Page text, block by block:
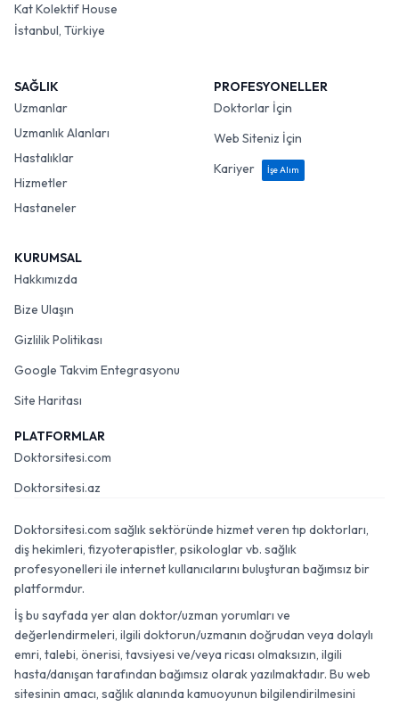
Kat Kolektif House
İstanbul, Türkiye
SAĞLIK
Uzmanlar
Uzmanlık Alanları
Hastalıklar
Hizmetler
Hastaneler
PROFESYONELLER
Doktorlar İçin
Web Siteniz İçin
Kariyer
İşe Alım
KURUMSAL
Hakkımızda
Bize Ulaşın
Gizlilik Politikası
Google Takvim Entegrasyonu
Site Haritası
PLATFORMLAR
Doktorsitesi.com
Doktorsitesi.az
Doktorsitesi.com sağlık sektöründe hizmet veren tıp doktorları,
diş hekimleri, fizyoterapistler, psikologlar vb. sağlık
profesyonelleri ile internet kullanıcılarını buluşturan bağımsız bir
platformdur.
İş bu sayfada yer alan doktor/uzman yorumları ve
değerlendirmeleri, ilgili doktorun/uzmanın doğrudan veya dolaylı
emri, talebi, önerisi, tavsiyesi ve/veya ricası olmaksızın, ilgili
hasta/danışan tarafından bağımsız olarak yazılmaktadır. Bu web
sitesinin amacı, sağlık alanında kamuoyunun bilgilendirilmesini